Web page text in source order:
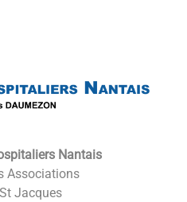
To
Top
Nantais
Associations
Jacques